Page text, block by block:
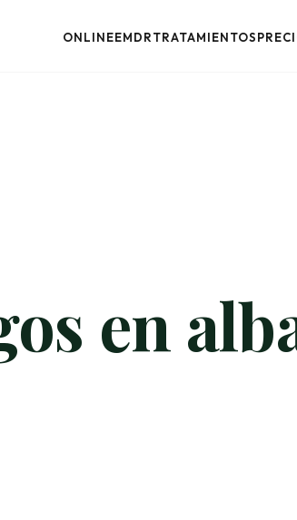
ONLINEEMDRTRATAMIENTOS
en